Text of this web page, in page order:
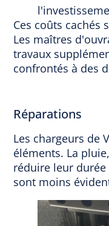
Ces coûts cachés
Les maîtres
travaux
confrontés à des
Réparations
Les chargeurs de
éléments. La
réduire leur
sont moins